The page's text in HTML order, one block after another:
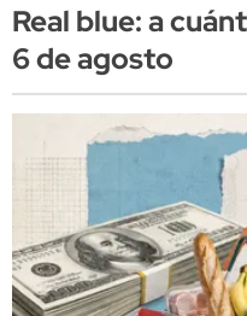
Real blue: a
6 de agosto